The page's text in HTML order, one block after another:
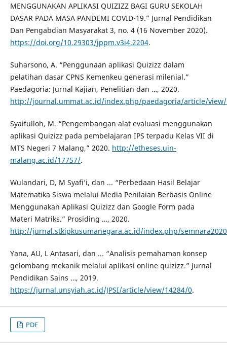
MENGGUNAKAN APLIKASI QUIZIZZ BAGI GURU SEKOLAH
DASAR PADA MASA PANDEMI COVID-19.” Jurnal Pendidikan
Dan Pengabdian Masyarakat 3, no. 4 (16 November 2020).
https://doi.org/10.29303/jppm.v3i4.2204.
Suharsono, A. “Penggunaan aplikasi Quizizz dalam
pelatihan dasar CPNS Kemenkeu generasi milenial.”
Paedagoria: Jurnal Kajian, Penelitian dan …, 2020.
http://journal.ummat.ac.id/index.php/paedagoria/article/view/
Syaifulloh, M. “Pengembangan alat evaluasi menggunakan
aplikasi Quizizz pada pembelajaran IPS terpadu Kelas VII di
MTS Negeri 7 Malang,” 2020. http://etheses.uin-
malang.ac.id/17757/.
Wulandari, D, M Syafi’i, dan ... “Perbedaan Hasil Belajar
Matematika Siswa melalui Media Penilaian Berbasis Online
Menggunakan Aplikasi Quizizz dan Google Form pada
Materi Matriks.” Prosiding …, 2020.
http://jurnal.stkipkusumanegara.ac.id/index.php/
Yana, AU, L Antasari, dan ... “Analisis pemahaman konsep
gelombang mekanik melalui aplikasi online quizizz.” Jurnal
Pendidikan Sains …, 2019.
https://jurnal.unsyiah.ac.id/JPSI/article/view/14284/0.
PDF